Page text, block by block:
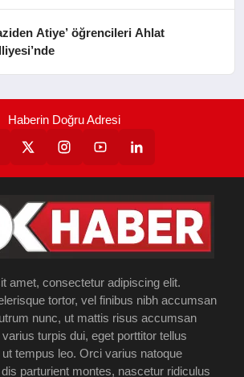
Atiye’ öğrencileri Ahlat
Haberin Doğru Adresi
amet, consectetur adipiscing elit.
tortor, vel finibus nibh accumsan
nunc, ut mattis risus accumsan
turpis dui, eget porttitor tellus
tempus leo. Orci varius natoque
parturient montes, nascetur ridiculus